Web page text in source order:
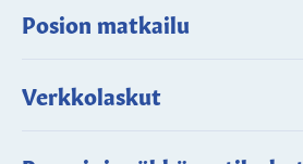
Posion matkailu
Verkkolaskut